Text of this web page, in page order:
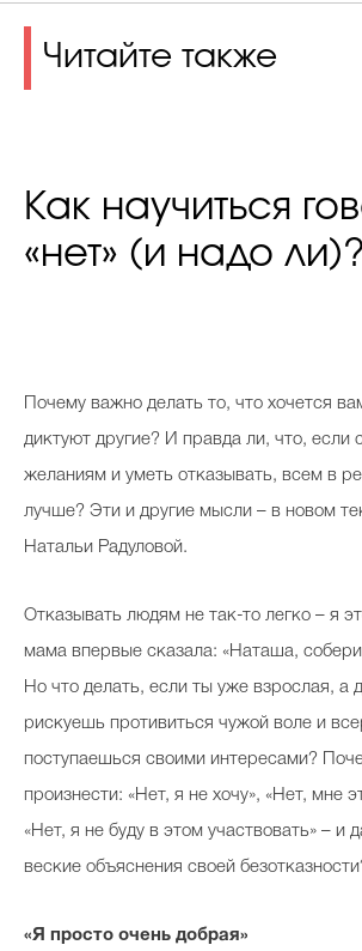
Читайте также
Как научиться
«нет» (и надо ли)?
очему важно делать то, что хочется
диктуют другие? И правда ли, что, если
желаниям и уметь отказывать, всем в
лучше? Эти и другие мысли – в новом
Натальи Радуловой.
Отказывать людям не так-то легко – я
мама впервые сказала: «Наташа,
Но что делать, если ты уже взрослая, а
рискуешь противиться чужой воле и
поступаешься своими интересами?
произнести: «Нет, я не хочу», «Нет, мне
«Нет, я не буду в этом участвовать» – и
веские объяснения своей
«Я просто очень добрая»